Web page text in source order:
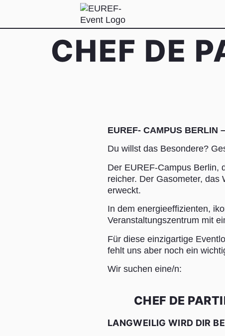
CHEF DE
EUREF- CAMPUS BERLIN
Du willst das Besondere?
Der EUREF-Campus Berlin,
reicher. Der Gasometer, das
erweckt.
In dem energieeffizienten,
Veranstaltungszentrum mit
Für diese einzigartige
fehlt uns aber noch ein
Wir suchen eine/n:
CHEF DE
LANGWEILIG WIRD DIR